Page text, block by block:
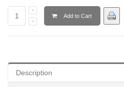
Add to Cart
Description